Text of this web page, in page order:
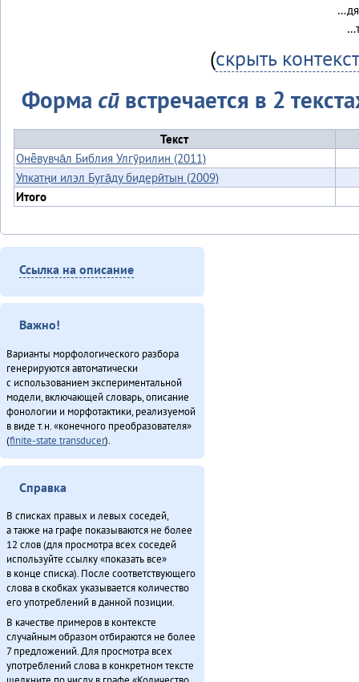
(скрыть контекст
Форма сӣ встречается в 2
Текст
Онё̄вувча̄л Библия Улгӯрилин (2011)
Упкатңи илэл Буга̄ду бидерӣтын (2009)
Итого
Ссылка на описание
Важно!
Варианты морфологического разбора
генерируются автоматически
с использованием экспериментальной
модели, включающей словарь, описание
фонологии и морфотактики, реализуемой
в виде т.н. «конечного преобразователя»
(finite-state transducer).
Справка
В списках правых и левых соседей,
а также на графе показываются не более
12 слов (для просмотра всех соседей
используйте ссылку «показать все»
в конце списка). После соответствующего
слова в скобках указывается количество
его употреблений в данной позиции.
В качестве примеров в контексте
случайным образом отбираются не более
7 предложений. Для просмотра всех
употреблений слова в конкретном тексте